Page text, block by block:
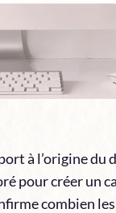
à l’origine du
pour créer un
combien